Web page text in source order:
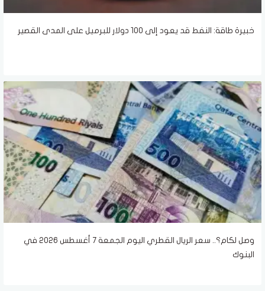
خبيرة طاقة: النفط قد يعود إلى 100 دولار للبرميل على المدى القصير
وصل لكام؟.. سعر الريال القطري اليوم الجمعة 7 أغسطس 2026 في
البنوك